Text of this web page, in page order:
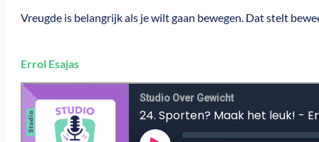
Vreugde is belangrijk als je wilt gaan bewegen. Dat stelt
Errol Esajas